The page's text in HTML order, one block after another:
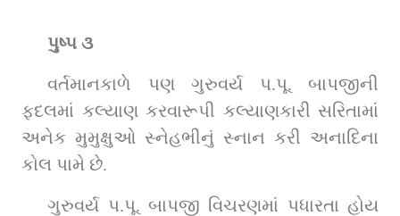
પુષ્પ ૩
વર્તમાનકાળે પણ ગુરુવર્ય પ.પૂ. બાપજીની
ફદલમાં કલ્યાણ કરવારૂપી કલ્યાણકારી સરિતામાં
અનેક મુમુક્ષુઓ સ્નેહભીનું સ્નાન કરી અનાદિના
કોલ પામે છે.
ગુરુવર્ય પ.પૂ. બાપજી વિચરણમાં પધારતા હોય